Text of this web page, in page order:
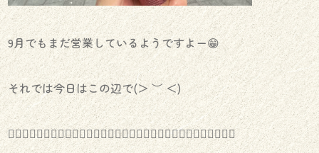
9月でもまだ営業しているようですよー😁
それでは今日はこの辺で(＞ ︶ ＜)
️🏌️‍♀️⛳️🏌️‍♀️⛳️🏌️‍♀️⛳️🏌️‍♀️⛳️🏌️‍♀️⛳️🏌️‍♀️⛳️🏌️‍♀️⛳️🏌️‍♀️⛳️🏌️‍♀️⛳️🏌️‍♀️⛳️🏌️‍♀️